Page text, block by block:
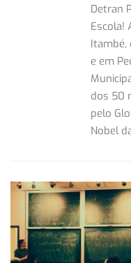
Detran
Escola!
Itambé,
e em
dos 50
pelo
Nobel